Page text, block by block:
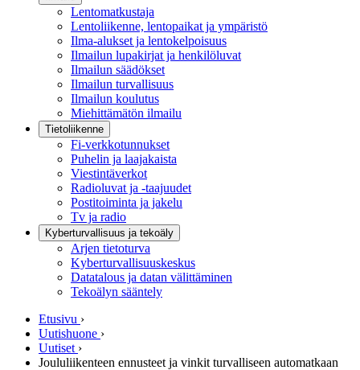
Lentomatkustaja
Lentoliikenne, lentopaikat ja ympäristö
Ilma-alukset ja lentokelpoisuus
Ilmailun lupakirjat ja henkilöluvat
Ilmailun säädökset
Ilmailun turvallisuus
Ilmailun koulutus
Miehittämätön ilmailu
Tietoliikenne
Fi-verkkotunnukset
Puhelin ja laajakaista
Viestintäverkot
Radioluvat ja -taajuudet
Postitoiminta ja jakelu
Tv ja radio
Kyberturvallisuus ja tekoäly
Arjen tietoturva
Kyberturvallisuuskeskus
Datatalous ja datan välittäminen
Tekoälyn sääntely
Etusivu ›
Uutishuone ›
Uutiset ›
Joululiikenteen ennusteet ja vinkit turvalliseen automatkaan